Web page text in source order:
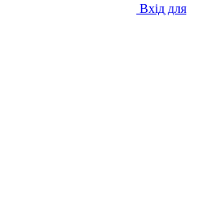
Вхід для